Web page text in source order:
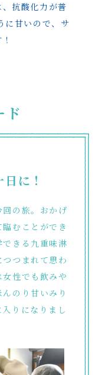
抗酸化力が普
に甘いので、サ
ド
に！
の旅。おかげ
むことができ
きる九重味淋
つまれて思わ
性でも飲みや
のり甘いみり
りになりまし